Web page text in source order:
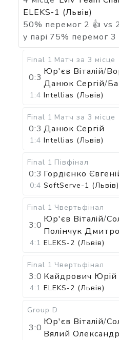
ELEKS-1 (Львів)
50% перемог 2 👍 vs
у парі 75% перемог 3
Final 1 Матч за 3 місце
0:3
Юр'єв Віталій/
Данюк Сергій/
1:4 Intellias (Львів)
Final 1 Матч за 3 місце
0:3 Данюк Сергій
1:4 Intellias (Львів)
Final 1 Півфінал
0:3 Гордієнко
0:4 SoftServe-1 (Львів)
Final 1 Чвертьфінал
3:0
Юр'єв Віталій/
Полінчук
4:1 ELEKS-2 (Львів)
Final 1 Чвертьфінал
3:0 Кайдрович Юрій
4:1 ELEKS-2 (Львів)
Group D
3:0
Юр'єв Віталій/
Вялий